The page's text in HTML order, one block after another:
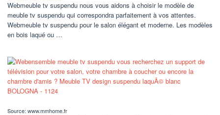
Webmeuble tv suspendu nous vous aidons à choisir le modèle de
meuble tv suspendu qui correspondra parfaitement à vos attentes.
Webmeuble tv suspendu pour le salon élégant et moderne. Les modèles
en bois laqué ou …
Source: www.mmhome.fr